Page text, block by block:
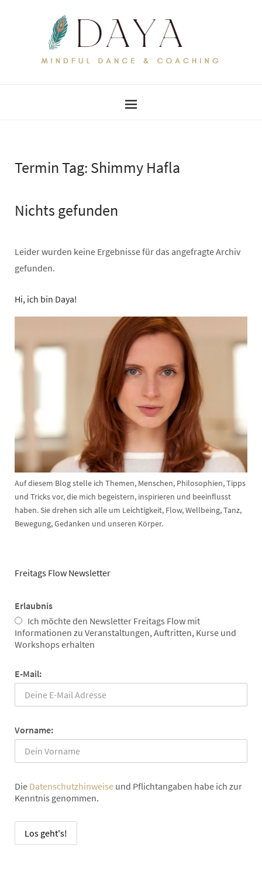
Termin Tag: Shimmy Hafla
Nichts gefunden
Leider wurden keine Ergebnisse für das angefragte Archiv
gefunden.
Hi, ich bin Daya!
Auf diesem Blog stelle ich Themen, Menschen, Philosophien, Tipps
und Tricks vor, die mich begeistern, inspirieren und beeinflusst
haben. Sie drehen sich alle um Leichtigkeit, Flow, Wellbeing, Tanz,
Bewegung, Gedanken und unseren Körper.
Freitags Flow Newsletter
Erlaubnis
Ich möchte den Newsletter Freitags Flow mit
Informationen zu Veranstaltungen, Auftritten, Kurse und
Workshops erhalten
E-Mail:
Vorname:
Die Datenschutzhinweise und Pflichtangaben habe ich zur
Kenntnis genommen.